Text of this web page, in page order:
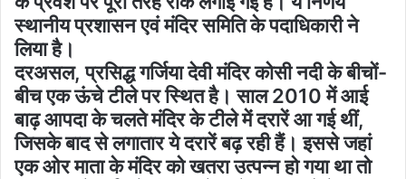
स्थानीय प्रशासन एवं मंदिर समिति के पदाधिकारी ने
लिया है।
दरअसल, प्रसिद्ध गर्जिया देवी मंदिर कोसी नदी के बीचों-
बीच एक ऊंचे टीले पर स्थित है। साल 2010 में आई
बाढ़ आपदा के चलते मंदिर के टीले में दरारें आ गई थीं,
जिसके बाद से लगातार ये दरारें बढ़ रही हैं। इससे जहां
एक ओर माता के मंदिर को खतरा उत्पन्न हो गया था तो